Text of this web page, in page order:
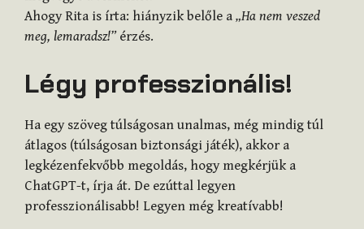
Ahogy Rita is írta: hiányzik belőle a „Ha nem veszed
meg, lemaradsz!”érzés.
Légy professzionális!
Ha egy szöveg túlságosan unalmas, még mindig túl
átlagos (túlságosan biztonsági játék), akkor a
legkézenfekvőbb megoldás, hogy megkérjük a
ChatGPT-t, írja át. De ezúttal legyen
professzionálisabb! Legyen még kreatívabb!